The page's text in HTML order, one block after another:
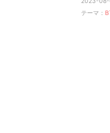
テーマ：